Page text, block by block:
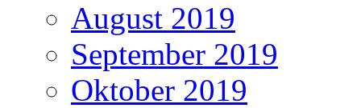
August 2019
September 2019
Oktober 2019